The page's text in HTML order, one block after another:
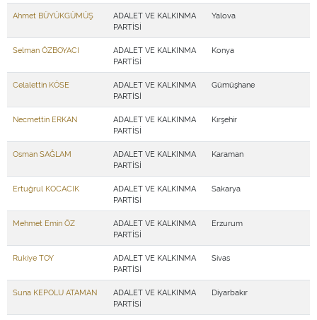
Ahmet BÜYÜKGÜMÜŞ
ADALET VE KALKINMA
PARTİSİ
Yalova
Selman ÖZBOYACI
ADALET VE KALKINMA
PARTİSİ
Konya
Celalettin KÖSE
ADALET VE KALKINMA
PARTİSİ
Gümüşhane
Necmettin ERKAN
ADALET VE KALKINMA
PARTİSİ
Kırşehir
Osman SAĞLAM
ADALET VE KALKINMA
PARTİSİ
Karaman
Ertuğrul KOCACIK
ADALET VE KALKINMA
PARTİSİ
Sakarya
Mehmet Emin ÖZ
ADALET VE KALKINMA
PARTİSİ
Erzurum
Rukiye TOY
ADALET VE KALKINMA
PARTİSİ
Sivas
Suna KEPOLU ATAMAN
ADALET VE KALKINMA
PARTİSİ
Diyarbakır